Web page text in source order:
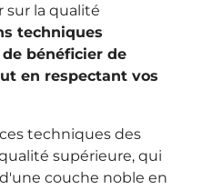
sur la qualité
techniques
bénéficier de
en respectant vos
techniques des
supérieure, qui
couche noble en